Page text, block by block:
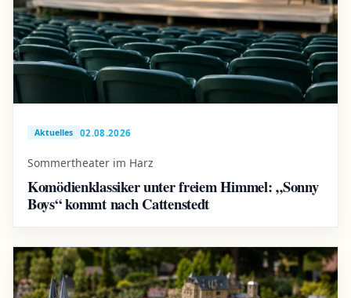
Aktuelles 02.08.2026
Sommertheater im Harz
Komödienklassiker unter freiem Himmel: „Sonny
Boys“ kommt nach Cattenstedt